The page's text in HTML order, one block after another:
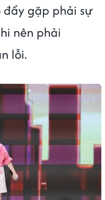
đẩy gặp phải sự
nên phải
lỗi.